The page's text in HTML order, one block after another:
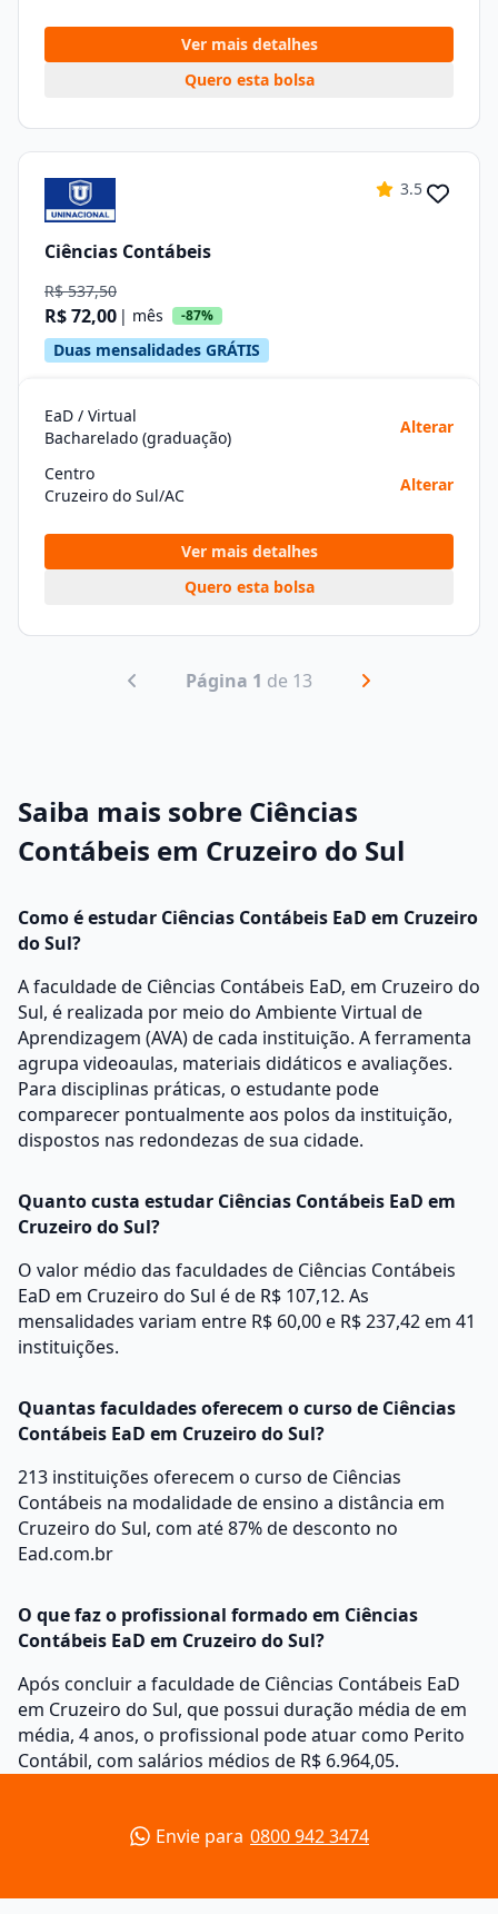
Ver mais detalhes
Quero esta bolsa
3.5
Ciências Contábeis
R$ 537,50
R$ 72,00 | mês -87%
Duas mensalidades GRÁTIS
EaD / Virtual
Bacharelado (graduação)
Alterar
Centro
Cruzeiro do Sul/AC
Alterar
Ver mais detalhes
Quero esta bolsa
Página 1 de 13
Saiba mais sobre Ciências
Contábeis em Cruzeiro do Sul
Como é estudar Ciências Contábeis EaD em Cruzeiro
do Sul?
A faculdade de Ciências Contábeis EaD, em Cruzeiro do
Sul, é realizada por meio do Ambiente Virtual de
Aprendizagem (AVA) de cada instituição. A ferramenta
agrupa videoaulas, materiais didáticos e avaliações.
Para disciplinas práticas, o estudante pode
comparecer pontualmente aos polos da instituição,
dispostos nas redondezas de sua cidade.
Quanto custa estudar Ciências Contábeis EaD em
Cruzeiro do Sul?
O valor médio das faculdades de Ciências Contábeis
EaD em Cruzeiro do Sul é de R$ 107,12. As
mensalidades variam entre R$ 60,00 e R$ 237,42 em 41
instituições.
Quantas faculdades oferecem o curso de Ciências
Contábeis EaD em Cruzeiro do Sul?
213 instituições oferecem o curso de Ciências
Contábeis na modalidade de ensino a distância em
Cruzeiro do Sul, com até 87% de desconto no
Ead.com.br
O que faz o profissional formado em Ciências
Contábeis EaD em Cruzeiro do Sul?
Após concluir a faculdade de Ciências Contábeis EaD
em Cruzeiro do Sul, que possui duração média de em
média, 4 anos, o profissional pode atuar como Perito
Contábil, com salários médios de R$ 6.964,05.
Envie para 0800 942 3474